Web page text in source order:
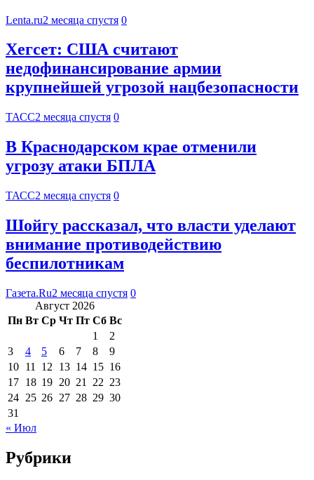
Lenta.ru2 месяца спустя 0
Хегсет: США считают
недофинансирование армии
крупнейшей угрозой нацбезопасности
ТАСС2 месяца спустя 0
В Краснодарском крае отменили
угрозу атаки БПЛА
ТАСС2 месяца спустя 0
Шойгу рассказал, что власти уделают
внимание противодействию
беспилотникам
Газета.Ru2 месяца спустя 0
Август 2026
Пн Вт Ср Чт Пт Сб Вс
1
2
3
4 5 6 7 8
9
10 11 12 13 14 15 16
17 18 19 20 21 22 23
24 25 26 27 28 29 30
31
« Июл
Рубрики